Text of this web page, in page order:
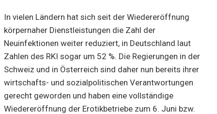
In vielen Ländern hat sich seit der Wiedereröffnung
körpernaher Dienstleistungen die Zahl der
Neuinfektionen weiter reduziert, in Deutschland laut
Zahlen des RKI sogar um 52 %. Die Regierungen in der
Schweiz und in Österreich sind daher nun bereits ihrer
wirtschafts- und sozialpolitischen Verantwortungen
gerecht geworden und haben eine vollständige
Wiedereröffnung der Erotikbetriebe zum 6. Juni bzw.